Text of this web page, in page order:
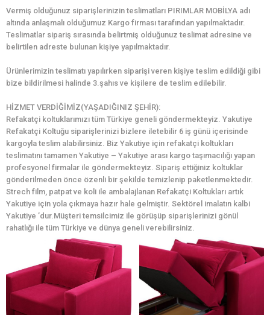
Vermiş olduğunuz siparişlerinizin teslimatları PIRIMLAR MOBİLYA adı
altında anlaşmalı olduğumuz Kargo firması tarafından yapılmaktadır.
Teslimatlar sipariş sırasında belirtmiş olduğunuz teslimat adresine ve
belirtilen adreste bulunan kişiye yapılmaktadır.
Ürünlerimizin teslimatı yapılırken siparişi veren kişiye teslim edildiği gibi
bize bildirilmesi halinde 3.şahıs ve kişilere de teslim edilebilir.
HİZMET VERDİĞİMİZ(YAŞADIĞINIZ ŞEHİR):
Refakatçi koltuklarımızı tüm Türkiye geneli göndermekteyiz. Yakutiye
Refakatçi Koltuğu siparişlerinizi bizlere iletebilir 6 iş günü içerisinde
kargoyla teslim alabilirsiniz. Biz Yakutiye için refakatçi koltukları
teslimatını tamamen Yakutiye – Yakutiye arası kargo taşımacılığı yapan
profesyonel firmalar ile göndermekteyiz. Sipariş ettiğiniz koltuklar
gönderilmeden önce özenli bir şekilde temizlenip paketlenmektedir.
Strech film, patpat ve koli ile ambalajlanan Refakatçi Koltukları artık
Yakutiye için yola çıkmaya hazır hale gelmiştir. Sektörel imalatın kalbi
Yakutiye ’dur.Müşteri temsilcimiz ile görüşüp siparişlerinizi gönül
rahatlığı ile tüm Türkiye ve dünya geneli verebilirsiniz.